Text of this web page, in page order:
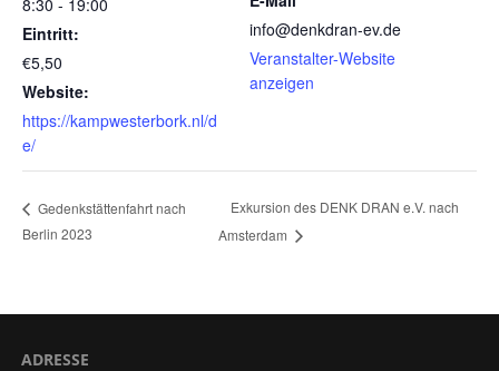
Eintritt:
€5,50
Website:
https://kampwesterbork.nl/d
e/
info@denkdran-ev.de
Veranstalter-Website
anzeigen
Gedenkstättenfahrt nach
Berlin 2023
Exkursion des DENK DRAN e.V. nach
Amsterdam
ADRESSE